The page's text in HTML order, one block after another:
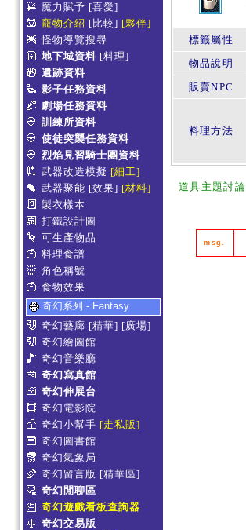
魔力賦予 [喜愛]
寵物介紹 [比較] [夥伴]
怪物導覽搜尋
地下城資料 [料理]
遺跡資料
影子任務資料
劇場任務資料
訓練所資料
使徒突襲任務資料
烈焰見習騎士團資料
武器改造模擬 [細工]
武器聚能 [效果] [材料]
製衣樣本
打鐵設計圖
可生產物品
料理食譜
角色稱號
食物效果
奇幻系列 - Fantasy
奇幻藝廊 [精華] [廣場]
奇幻繪圖館
奇幻音樂廳
奇幻寫真館
奇幻伸展台
奇幻電影院
奇幻小幫手 [走私販]
奇幻圖書館
奇幻氣象局
奇幻留言版 [精華區]
奇幻閒聊區
奇幻遊戲看板查詢器
奇幻交易版
標籤屬性
物品說明
販賣NPC
料理方法
道具主題討論
msg.